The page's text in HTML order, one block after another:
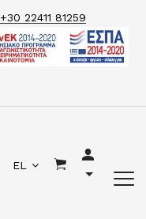
+30 22411 81259
EL